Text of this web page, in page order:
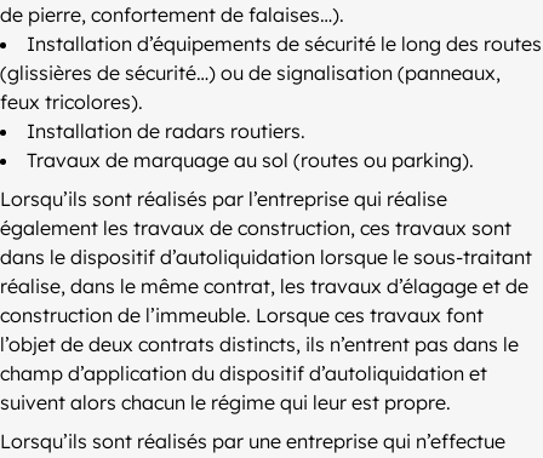
de pierre, confortement de falaises…).
Installation d’équipements de sécurité le long des routes
(glissières de sécurité…) ou de signalisation (panneaux,
feux tricolores).
Installation de radars routiers.
Travaux de marquage au sol (routes ou parking).
Lorsqu’ils sont réalisés par l’entreprise qui réalise
également les travaux de construction, ces travaux sont
dans le dispositif d’autoliquidation lorsque le sous-traitant
réalise, dans le même contrat, les travaux d’élagage et de
construction de l’immeuble. Lorsque ces travaux font
l’objet de deux contrats distincts, ils n’entrent pas dans le
champ d’application du dispositif d’autoliquidation et
suivent alors chacun le régime qui leur est propre.
Lorsqu’ils sont réalisés par une entreprise qui n’effectue